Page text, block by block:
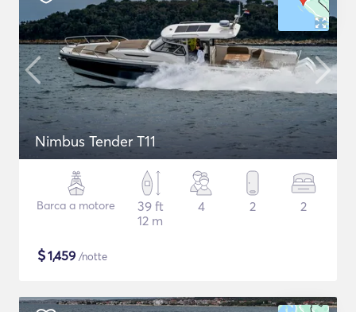
Nimbus Tender T11
Barca a motore
39 ft
12 m
4 2 2
$1,459 /notte